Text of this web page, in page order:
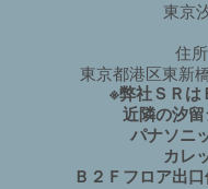
東京
住
東京都港区東新
※弊社ＳＲは
近隣の汐留
パナソニ
カレ
Ｂ２Ｆフロア出